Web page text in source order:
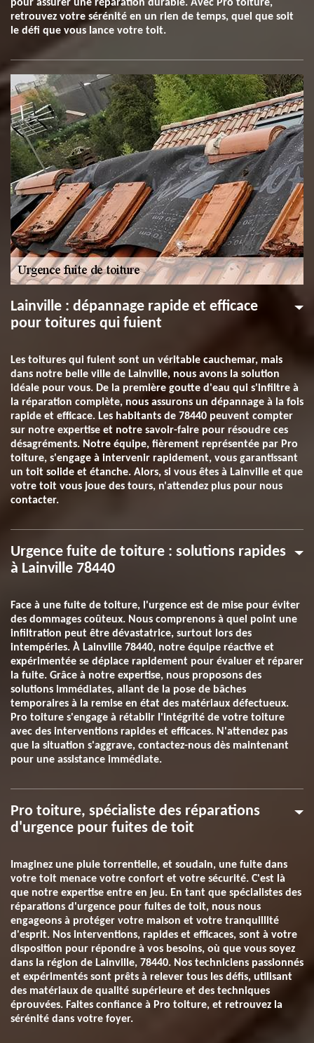
pour assurer une réparation durable. Avec Pro toiture,
retrouvez votre sérénité en un rien de temps, quel que soit
le défi que vous lance votre toit.
Lainville : dépannage rapide et efficace
pour toitures qui fuient
Les toitures qui fuient sont un véritable cauchemar, mais
dans notre belle ville de Lainville, nous avons la solution
idéale pour vous. De la première goutte d'eau qui s'infiltre à
la réparation complète, nous assurons un dépannage à la fois
rapide et efficace. Les habitants de 78440 peuvent compter
sur notre expertise et notre savoir-faire pour résoudre ces
désagréments. Notre équipe, fièrement représentée par Pro
toiture, s'engage à intervenir rapidement, vous garantissant
un toit solide et étanche. Alors, si vous êtes à Lainville et que
votre toit vous joue des tours, n'attendez plus pour nous
contacter.
Urgence fuite de toiture : solutions rapides
à Lainville 78440
Face à une fuite de toiture, l'urgence est de mise pour éviter
des dommages coûteux. Nous comprenons à quel point une
infiltration peut être dévastatrice, surtout lors des
intempéries. À Lainville 78440, notre équipe réactive et
expérimentée se déplace rapidement pour évaluer et réparer
la fuite. Grâce à notre expertise, nous proposons des
solutions immédiates, allant de la pose de bâches
temporaires à la remise en état des matériaux défectueux.
Pro toiture s'engage à rétablir l'intégrité de votre toiture
avec des interventions rapides et efficaces. N'attendez pas
que la situation s'aggrave, contactez-nous dès maintenant
pour une assistance immédiate.
Pro toiture, spécialiste des réparations
d'urgence pour fuites de toit
Imaginez une pluie torrentielle, et soudain, une fuite dans
votre toit menace votre confort et votre sécurité. C'est là
que notre expertise entre en jeu. En tant que spécialistes des
réparations d'urgence pour fuites de toit, nous nous
engageons à protéger votre maison et votre tranquillité
d'esprit. Nos interventions, rapides et efficaces, sont à votre
disposition pour répondre à vos besoins, où que vous soyez
dans la région de Lainville, 78440. Nos techniciens passionnés
et expérimentés sont prêts à relever tous les défis, utilisant
des matériaux de qualité supérieure et des techniques
éprouvées. Faites confiance à Pro toiture, et retrouvez la
sérénité dans votre foyer.